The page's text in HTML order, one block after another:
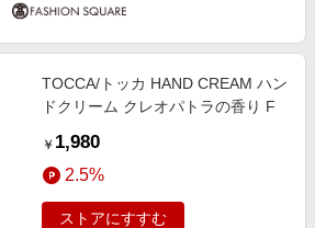
TOCCA/トッカ HAND CREAM ハン
ドクリーム クレオパトラの香り F
￥ 1,980
2.5%
ストアにすすむ